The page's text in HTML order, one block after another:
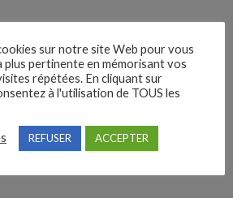
profil et expérience.
un forte capacité
sur notre site Web pour vous
pertinente en mémorisant vos
répétées. En cliquant sur
à l'utilisation de TOUS les
REFUSER ACCEPTER